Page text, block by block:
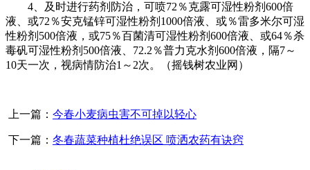
4、及时进行药剂防治，可喷72％克露可湿性粉剂600倍
液、或72％安克锰锌可湿性粉剂1000倍液、或％雷多米尔可湿
性粉剂500倍液，或75％百菌清可湿性粉剂600倍液、或64％杀
毒矾可湿性粉剂500倍液、72.2％普力克水剂600倍液，隔7～
10天一次，视病情防治1～2次。（摇钱树农业网）
上一篇： 今春小麦病虫害不可掉以轻心
下一篇： 冬春蔬菜种植杜绝误区 喷洒农药有诀窍